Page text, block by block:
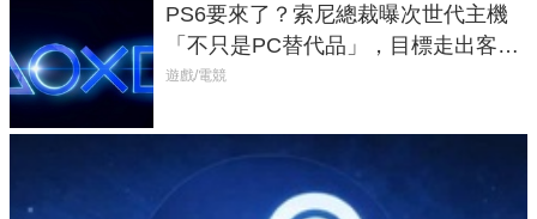
PS6要來了？索尼總裁曝次世代主機
「不只是PC替代品」，目標走出客
廳、進軍電競桌面
遊戲/電競